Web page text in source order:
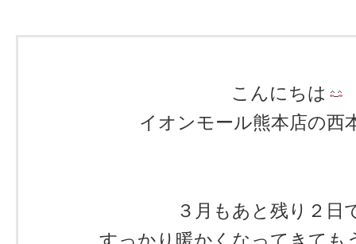
こんにちは
イオンモール熊本店の西
３月もあと残り２日